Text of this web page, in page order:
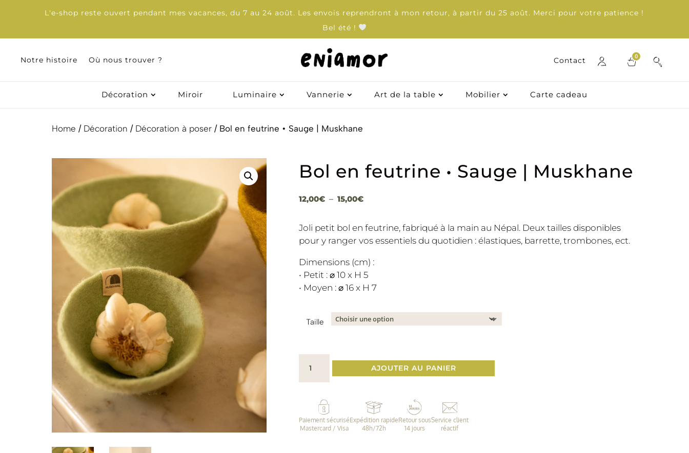
L'e-shop reste ouvert pendant mes vacances, du 7 au 24 août. Les envois reprendront à mon retour, à partir du 25 août. Merci pour votre patience !
Bel été !
Notre histoire Où nous trouver ? Contact 0
Décoration Miroir Luminaire Vannerie Art de la table Mobilier Carte cadeau
Notre histoire Où nous trouver ? Contact 0
Décoration Miroir Luminaire Vannerie Art de la table Mobilier Carte cadeau
Home / Décoration / Décoration à poser/ Bol en feutrine • Sauge | Muskhane
Bol en feutrine • Sauge | Muskhane
12,00€ – 15,00€Plage
prix :
12,00€
15,00€
Joli petit bol en feutrine, fabriqué à la main au Népal. Deux tailles disponibles
pour y ranger vos essentiels du quotidien : élastiques, barrette, trombones, ect.
Dimensions (cm) :
• Petit : ⌀ 10 x H 5
• Moyen : ⌀ 16 x H 7
Taille
Bol
feutrine
•
AJOUTER AU PANIER
Paiement sécurisé
Mastercard / Visa
Expédition rapide
48h/72h
Retour sous
14 jours
Service client
réactif